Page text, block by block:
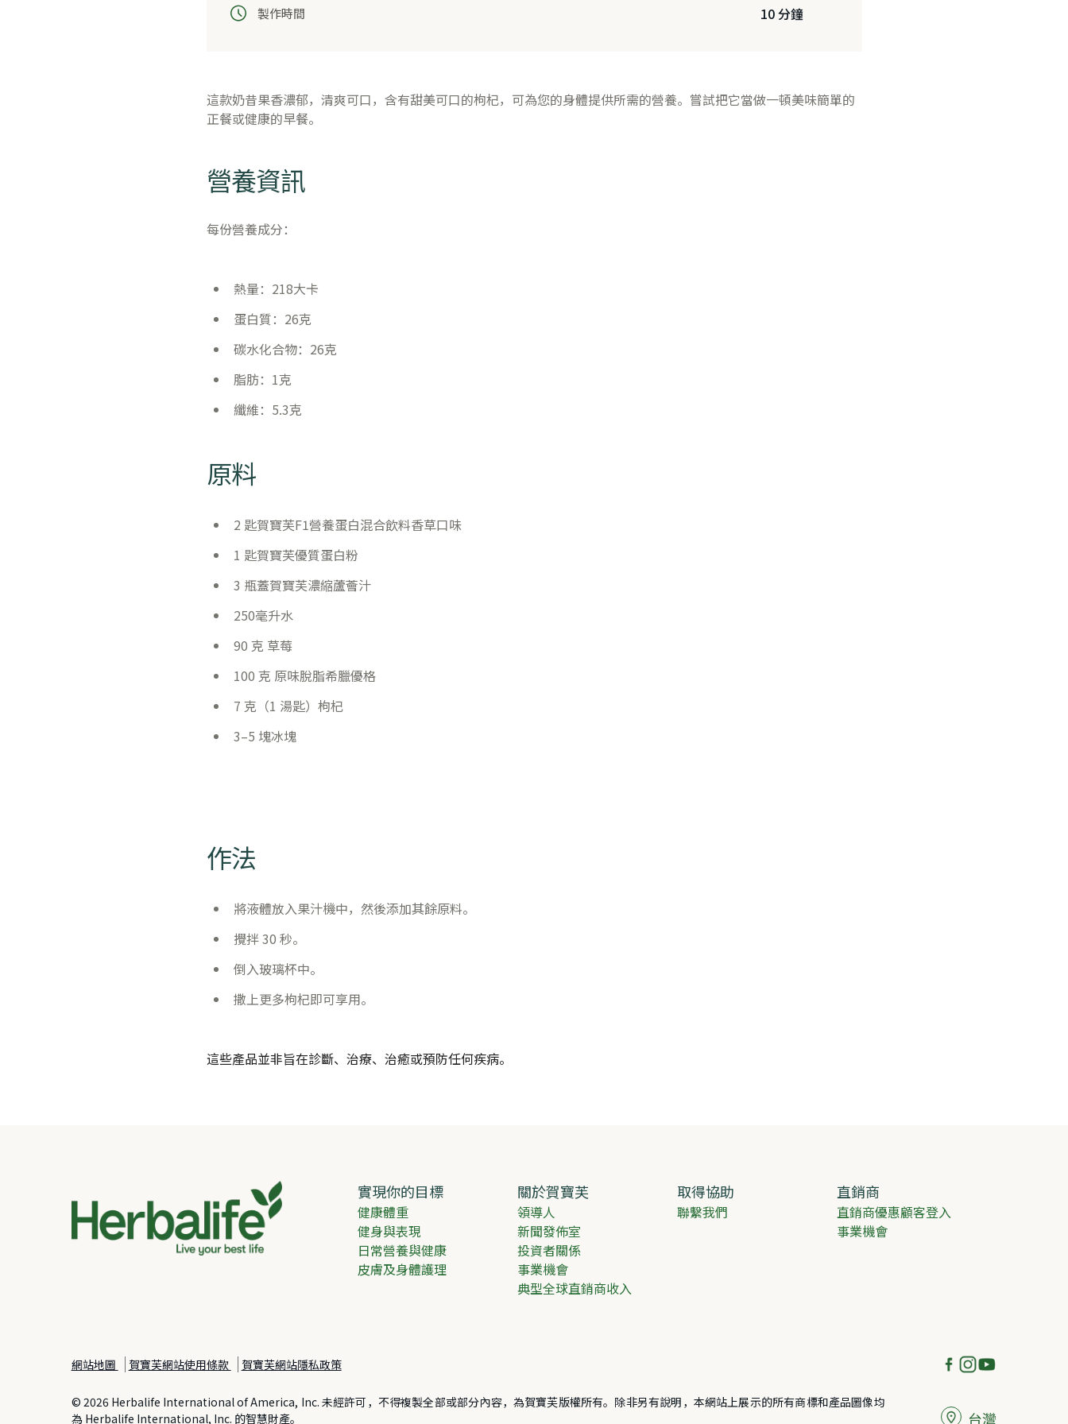
製作時間 10 分鐘
這款奶昔果香濃郁，清爽可口，含有甜美可口的枸杞，可為您的身體提供所需的營養。嘗試把它當做一頓美味簡單的
正餐或健康的早餐。
營養資訊
每份營養成分：
熱量：218大卡
蛋白質：26克
碳水化合物：26克
脂肪：1克
纖維：5.3克
原料
2 匙賀寶芙F1營養蛋白混合飲料香草口味
1 匙賀寶芙優質蛋白粉
3 瓶蓋賀寶芙濃縮蘆薈汁
250毫升水
90 克 草莓
100 克 原味脫脂希臘優格
7 克（1 湯匙）枸杞
3–5 塊冰塊
作法
將液體放入果汁機中，然後添加其餘原料。
攪拌 30 秒。
倒入玻璃杯中。
撒上更多枸杞即可享用。
這些產品並非旨在診斷、治療、治癒或預防任何疾病。
實現你的目標
健康體重
健身與表現
日常營養與健康
皮膚及身體護理
關於賀寶芙
領導人
新聞發佈室
投資者關係
事業機會
典型全球直銷商收入
取得協助
聯繫我們
直銷商
直銷商優惠顧客登入
事業機會
網站地圖 賀寶芙網站使用條款 賀寶芙網站隱私政策
© 2026 Herbalife International of America, Inc. 未經許可，不得複製全部或部分內容，為賀寶芙版權所有。除非另有說明，本網站上展示的所有商標和產品圖像均
為 Herbalife International, Inc. 的智慧財產。
台灣